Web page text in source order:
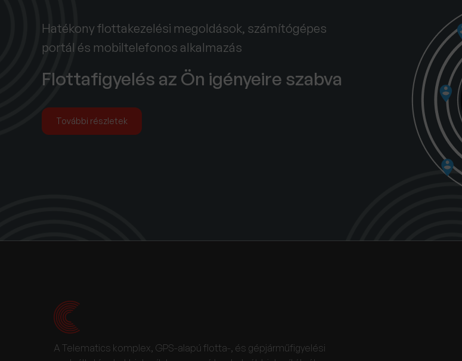
Hatékony flottakezelési megoldások, számítógépes
portál és mobiltelefonos alkalmazás
Flottafigyelés az Ön igényeire szabva
További részletek
A Telematics komplex, GPS-alapú flotta-, és gépjárműfigyelési